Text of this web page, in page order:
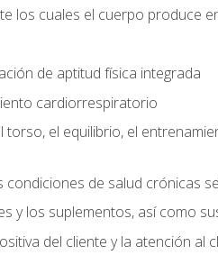
los cuales el cuerpo produce
de aptitud física integrada
cardiorrespiratorio
el equilibrio, el
de salud crónicas
y los suplementos, así como
del cliente y la atención al